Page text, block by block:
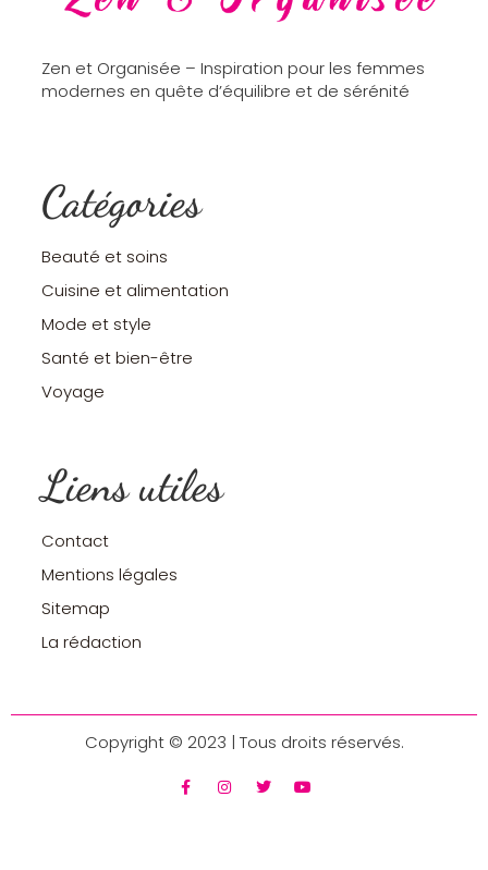
Zen et Organisée – Inspiration pour les femmes
modernes en quête d’équilibre et de sérénité
Catégories
Beauté et soins
Cuisine et alimentation
Mode et style
Santé et bien-être
Voyage
Liens utiles
Contact
Mentions légales
Sitemap
La rédaction
Copyright © 2023 | Tous droits réservés.